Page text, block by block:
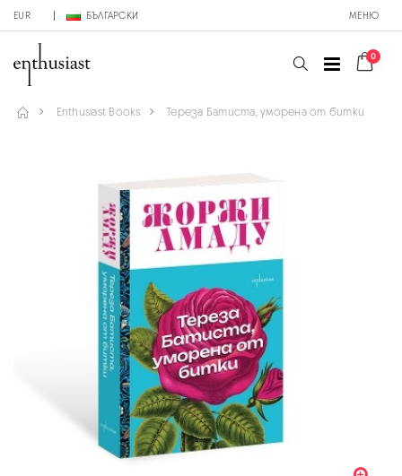
EUR БЪЛГАРСКИ МЕНЮ
0
Enthusiast Books Тереза Батиста, уморена от битки